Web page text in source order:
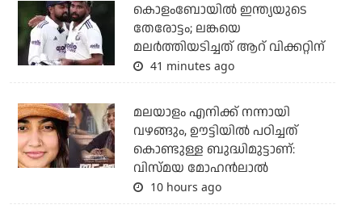
കൊളംബോയില്‍ ഇന്ത്യയുടെ
തേരോട്ടം; ലങ്കയെ
മലര്‍ത്തിയടിച്ചത് ആറ് വിക്കറ്റിന്
41 minutes ago
മലയാളം എനിക്ക് നന്നായി
വഴങ്ങും, ഊട്ടിയില്‍ പഠിച്ചത്
കൊണ്ടുള്ള ബുദ്ധിമുട്ടാണ്:
വിസ്മയ മോഹന്‍ലാല്‍
10 hours ago